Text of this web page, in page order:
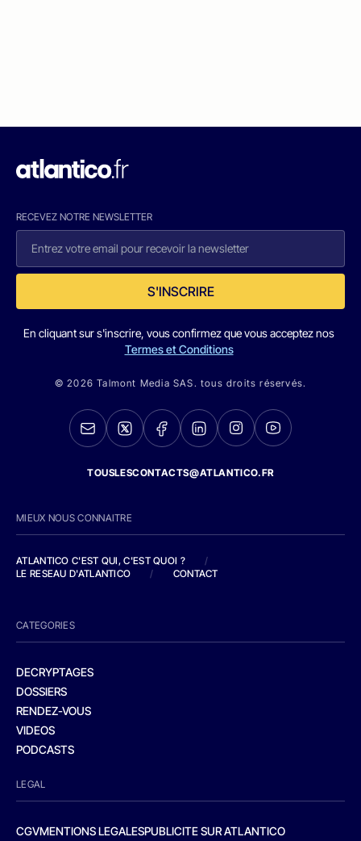
RECEVEZ NOTRE NEWSLETTER
S'INSCRIRE
En cliquant sur s'inscrire, vous confirmez que vous acceptez nos
Termes et Conditions
© 2026 Talmont Media SAS. tous droits réservés.
TOUSLESCONTACTS@ATLANTICO.FR
MIEUX NOUS CONNAITRE
ATLANTICO C'EST QUI, C'EST QUOI ?
/
LE RESEAU D'ATLANTICO
/ CONTACT
CATEGORIES
DECRYPTAGES
DOSSIERS
RENDEZ-VOUS
VIDEOS
PODCASTS
LEGAL
CGVMENTIONS LEGALESPUBLICITE SUR ATLANTICO